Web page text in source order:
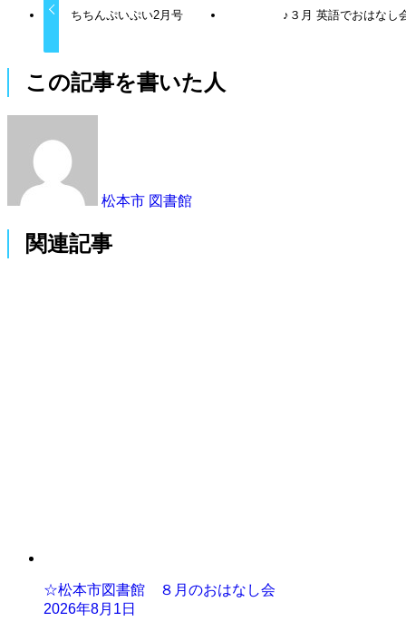
ちちんぷいぷい2月号 ♪３月 英語でおはなし
この記事を書いた人
松本市 図書館
関連記事
☆松本市図書館 ８月のおはなし会
2026年8月1日